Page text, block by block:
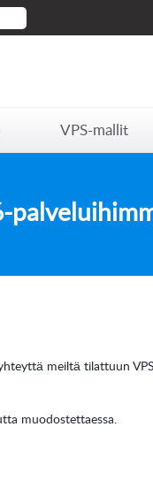
VPS-mallit
meiltä tilattuun
muodostettaessa.